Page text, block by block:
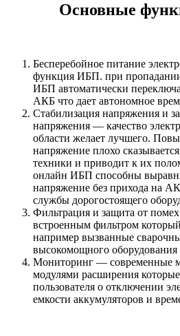
Основные
Бесперебойное питание
функция ИБП. при пропадании
ИБП автоматически
АКБ что дает автономное
Стабилизация напряжения и
напряжения — качество
области желает лучшего.
напряжение плохо
техники и приводит к их
онлайн ИБП способны
напряжение без прихода на
службы дорогостоящего
Фильтрация и защита от
встроенным фильтром
например вызванные
высокомощного оборудования
Мониторинг — современные
модулями расширения
пользователя о отключении
емкости аккумуляторов и